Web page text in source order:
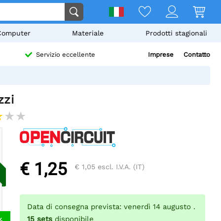
Materiale Prodotti stagionali
Servizio eccellente Imprese Contatto
€ 1,25 € 1,05 escl. I.V.A. (IT)
Data di consegna prevista: venerdì 14 augusto .
15 sets disponibile